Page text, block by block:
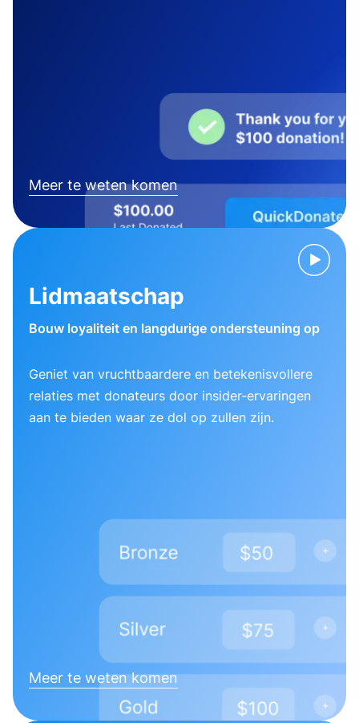
Meer te weten komen
Lidmaatschap
Bouw loyaliteit en langdurige ondersteuning op
Geniet van vruchtbaardere en betekenisvollere
relaties met donateurs door insider-ervaringen
aan te bieden waar ze dol op zullen zijn.
Meer te weten komen